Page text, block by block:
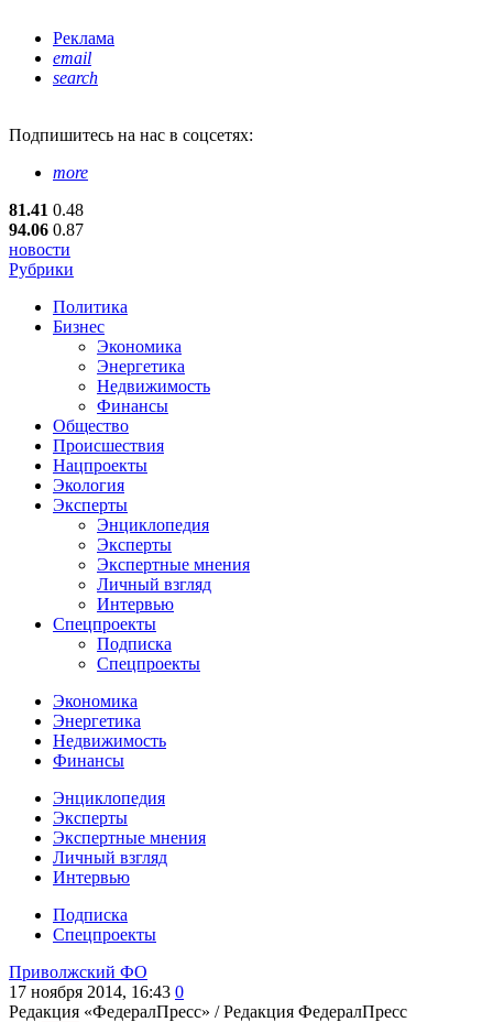
Реклама
email
search
Подпишитесь на нас в соцсетях:
more
81.41 0.48
94.06 0.87
новости
Рубрики
Политика
Бизнес
Экономика
Энергетика
Недвижимость
Финансы
Общество
Происшествия
Нацпроекты
Экология
Эксперты
Энциклопедия
Эксперты
Экспертные мнения
Личный взгляд
Интервью
Спецпроекты
Подписка
Спецпроекты
Экономика
Энергетика
Недвижимость
Финансы
Энциклопедия
Эксперты
Экспертные мнения
Личный взгляд
Интервью
Подписка
Спецпроекты
Приволжский ФО
17 ноября 2014, 16:43 0
Редакция «ФедералПресс» /Редакция ФедералПресс